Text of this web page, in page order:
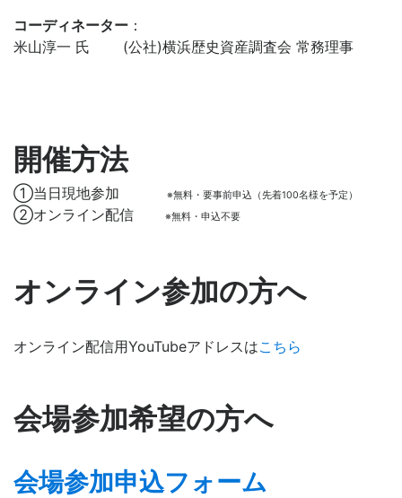
コーディネーター ：
米山淳一 氏 (公社)横浜歴史資産調査会 常務理事
開催方法
①当日現地参加 ※無料・要事前申込（先着100名様を予定）
②オンライン配信 ※無料・申込不要
オンライン参加の方へ
オンライン配信用YouTubeアドレスはこちら
会場参加希望の方へ
会場参加申込フォーム